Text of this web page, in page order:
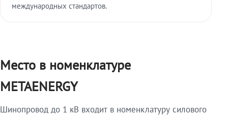
международных стандартов.
Место в номенклатуре
METAENERGY
Шинопровод до 1 кВ входит в номенклатуру силового